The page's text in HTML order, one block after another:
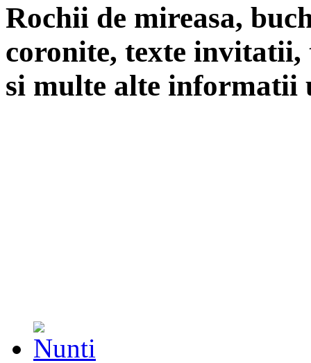
Rochii de mireasa,
coronite, texte
si multe alte informatii